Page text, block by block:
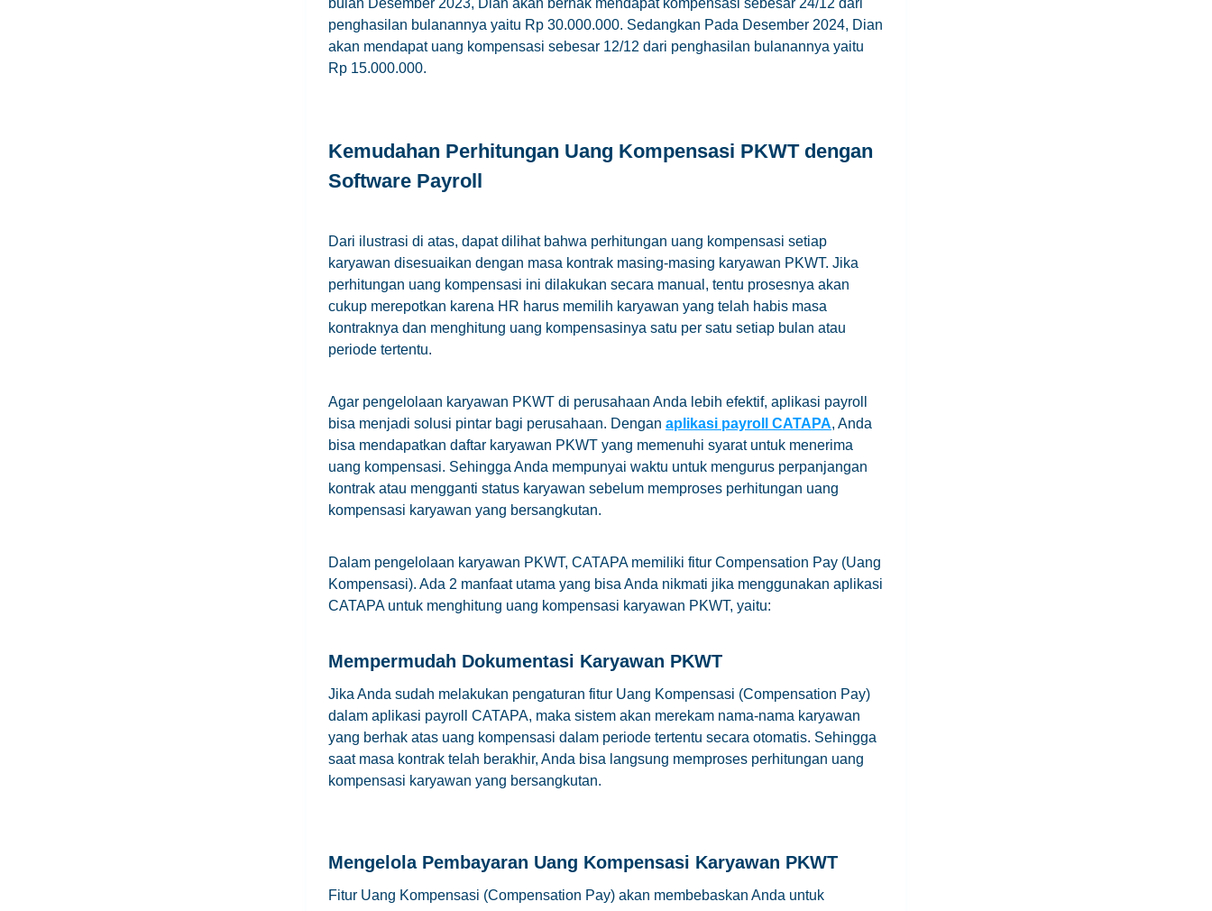
bulan Desember 2023, Dian akan berhak mendapat kompensasi sebesar 24/12 dari
penghasilan bulanannya yaitu Rp 30.000.000. Sedangkan Pada Desember 2024, Dian
akan mendapat uang kompensasi sebesar 12/12 dari penghasilan bulanannya yaitu
Rp 15.000.000.
Kemudahan Perhitungan Uang Kompensasi PKWT dengan
Software Payroll
Dari ilustrasi di atas, dapat dilihat bahwa perhitungan uang kompensasi setiap
karyawan disesuaikan dengan masa kontrak masing-masing karyawan PKWT. Jika
perhitungan uang kompensasi ini dilakukan secara manual, tentu prosesnya akan
cukup merepotkan karena HR harus memilih karyawan yang telah habis masa
kontraknya dan menghitung uang kompensasinya satu per satu setiap bulan atau
periode tertentu.
Agar pengelolaan karyawan PKWT di perusahaan Anda lebih efektif, aplikasi payroll
bisa menjadi solusi pintar bagi perusahaan. Dengan aplikasi payroll CATAPA, Anda
bisa mendapatkan daftar karyawan PKWT yang memenuhi syarat untuk menerima
uang kompensasi. Sehingga Anda mempunyai waktu untuk mengurus perpanjangan
kontrak atau mengganti status karyawan sebelum memproses perhitungan uang
kompensasi karyawan yang bersangkutan.
Dalam pengelolaan karyawan PKWT, CATAPA memiliki fitur Compensation Pay (Uang
Kompensasi). Ada 2 manfaat utama yang bisa Anda nikmati jika menggunakan aplikasi
CATAPA untuk menghitung uang kompensasi karyawan PKWT, yaitu:
Mempermudah Dokumentasi Karyawan PKWT
Jika Anda sudah melakukan pengaturan fitur Uang Kompensasi (Compensation Pay)
dalam aplikasi payroll CATAPA, maka sistem akan merekam nama-nama karyawan
yang berhak atas uang kompensasi dalam periode tertentu secara otomatis. Sehingga
saat masa kontrak telah berakhir, Anda bisa langsung memproses perhitungan uang
kompensasi karyawan yang bersangkutan.
Mengelola Pembayaran Uang Kompensasi Karyawan PKWT
Fitur Uang Kompensasi (Compensation Pay) akan membebaskan Anda untuk